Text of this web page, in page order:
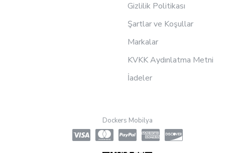
Gizlilik Politikası
Şartlar ve Koşullar
Markalar
KVKK Aydınlatma Metni
İadeler
Dockers Mobilya